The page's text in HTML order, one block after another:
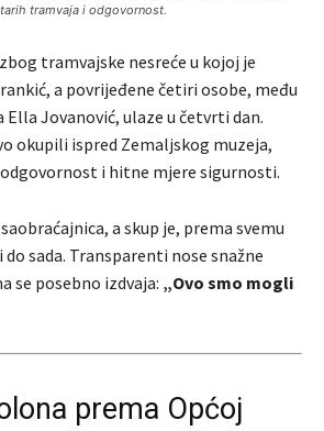
tramvaja i odgovornost.
tramvajske nesreće u kojoj je
a povrijeđene četiri osobe, među
Jovanović, ulaze u četvrti dan.
okupili ispred Zemaljskog muzeja,
i hitne mjere sigurnosti.
a skup je, prema svemu
sada. Transparenti nose snažne
se posebno izdvaja: „Ovo smo mogli
prema Općoj